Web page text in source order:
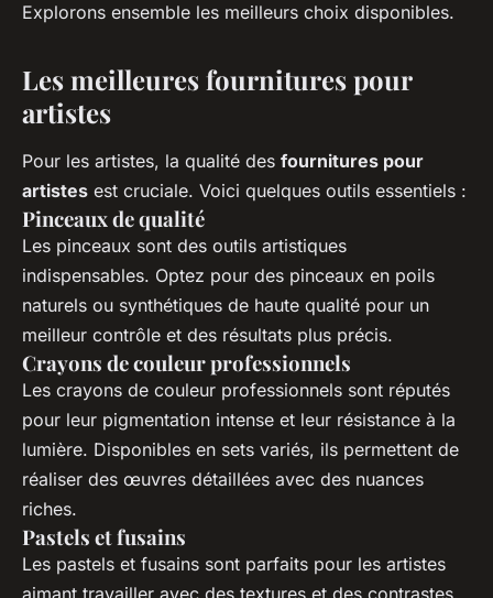
Explorons ensemble les meilleurs choix disponibles.
Les meilleures fournitures pour
artistes
Pour les artistes, la qualité des fournitures pour
artistes est cruciale. Voici quelques outils essentiels :
Pinceaux de qualité
Les pinceaux sont des outils artistiques
indispensables. Optez pour des pinceaux en poils
naturels ou synthétiques de haute qualité pour un
meilleur contrôle et des résultats plus précis.
Crayons de couleur professionnels
Les crayons de couleur professionnels sont réputés
pour leur pigmentation intense et leur résistance à la
lumière. Disponibles en sets variés, ils permettent de
réaliser des œuvres détaillées avec des nuances
riches.
Pastels et fusains
Les pastels et fusains sont parfaits pour les artistes
aimant travailler avec des textures et des contrastes.